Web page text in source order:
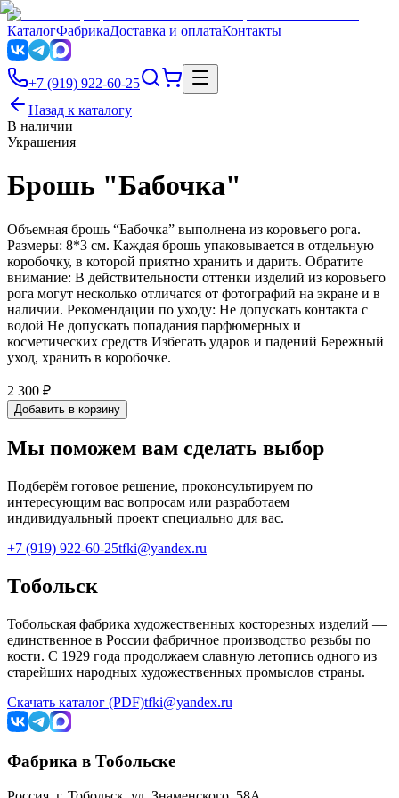
КаталогФабрикаДоставка и оплатаКонтакты
+7 (919) 922-60-25
Назад к каталогу
В наличии
Украшения
Брошь "Бабочка"
Объемная брошь “Бабочка” выполнена из коровьего рога.
Размеры: 8*3 см. Каждая брошь упаковывается в отдельную
коробочку, в которой приятно хранить и дарить. Обратите
внимание: В действительности оттенки изделий из коровьего
рога могут несколько отличатся от фотографий на экране и в
наличии. Рекомендации по уходу: Не допускать контакта с
водой Не допускать попадания парфюмерных и
косметических средств Избегать ударов и падений Бережный
уход, хранить в коробочке.
2 300 ₽
Добавить в корзину
Мы поможем вам сделать выбор
Подберём готовое решение, проконсультируем по
интересующим вас вопросам или разработаем
индивидуальный проект специально для вас.
+7 (919) 922-60-25tfki@yandex.ru
Тобольск
Тобольская фабрика художественных косторезных изделий —
единственное в России фабричное производство резьбы по
кости. С 1929 года продолжаем славную летопись одного из
старейших народных художественных промыслов страны.
Скачать каталог (PDF)tfki@yandex.ru
Фабрика в Тобольске